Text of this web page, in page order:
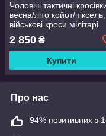
Чоловічі тактичні
весна/літо койот/піксель,
військові кроси мілітарі
розмір 40 41 42 43 44 45
2 850 ₴
Купити
Про нас
94% позитивних з